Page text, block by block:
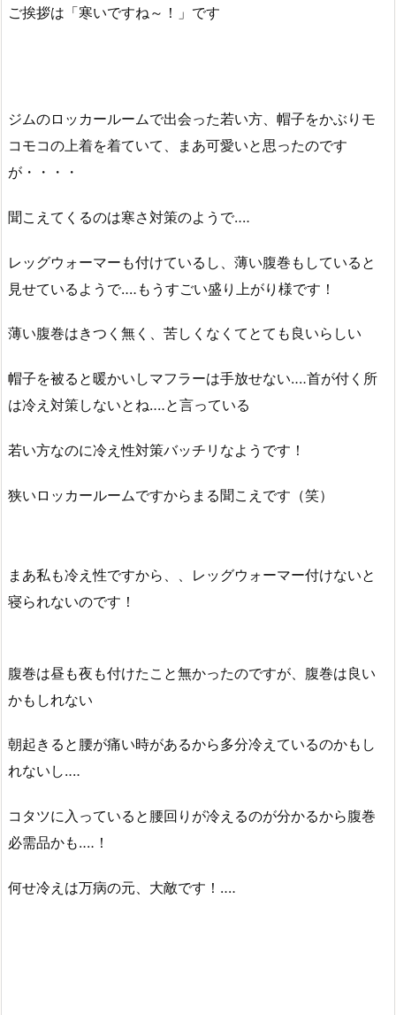
ご挨拶は「寒いですね～！」です
ジムのロッカールームで出会った若い方、帽子をかぶりモ
コモコの上着を着ていて、まあ可愛いと思ったのです
が・・・・
聞こえてくるのは寒さ対策のようで‥‥
レッグウォーマーも付けているし、薄い腹巻もしていると
見せているようで‥‥もうすごい盛り上がり様です！
薄い腹巻はきつく無く、苦しくなくてとても良いらしい
帽子を被ると暖かいしマフラーは手放せない‥‥首が付く所
は冷え対策しないとね‥‥と言っている
若い方なのに冷え性対策バッチリなようです！
狭いロッカールームですからまる聞こえです（笑）
まあ私も冷え性ですから、、レッグウォーマー付けないと
寝られないのです！
腹巻は昼も夜も付けたこと無かったのですが、腹巻は良い
かもしれない
朝起きると腰が痛い時があるから多分冷えているのかもし
れないし‥‥
コタツに入っていると腰回りが冷えるのが分かるから腹巻
必需品かも‥‥！
何せ冷えは万病の元、大敵です！‥‥